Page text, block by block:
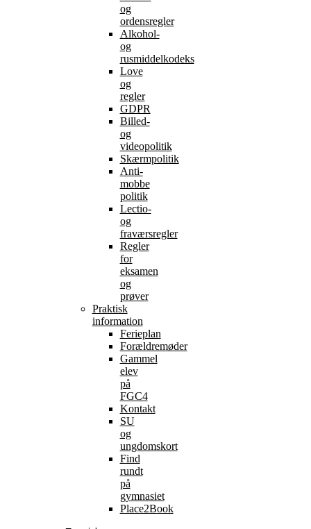
og
ordensregler
Alkohol-
og
rusmiddelkodeks
Love
og
regler
GDPR
Billed-
og
videopolitik
Skærmpolitik
Anti-
mobbe
politik
Lectio-
og
fraværsregler
Regler
for
eksamen
og
prøver
Praktisk
information
Ferieplan
Forældremøder
Gammel
elev
på
FGC4
Kontakt
SU
og
ungdomskort
Find
rundt
på
gymnasiet
Place2Book